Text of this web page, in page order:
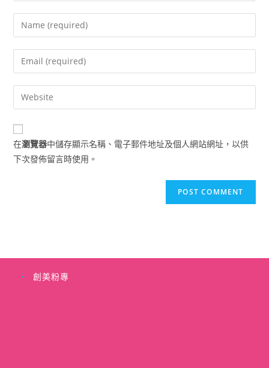
Enter
your
name
comment
Enter
your
email
address
comment
Enter
your
website
URL
(optional)
在瀏覽器中儲存顯示名稱、電子郵件地址及個人網站網址，以供
下次發佈留言時使用。
創美粉專